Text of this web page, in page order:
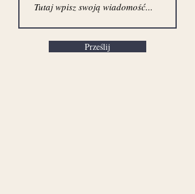
Prześlij